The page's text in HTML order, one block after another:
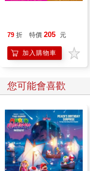
79 折 特價 205 元
加入購物車
您可能會喜歡